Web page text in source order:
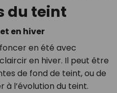
du teint
en hiver
en été avec
en hiver. Il peut être
de fond de teint, ou de
à l’évolution du teint.